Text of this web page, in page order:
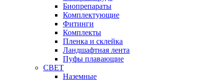
Биопрепараты
Комплектующие
Фитинги
Комплекты
Пленка и склейка
Ландшафтная лента
Пуфы плавающие
СВЕТ
Наземные